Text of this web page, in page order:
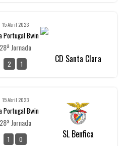
15 Abril 2023
Portugal Bwin
28ª Jornada
2 1 CD Santa Clara
15 Abril 2023
Portugal Bwin
28ª Jornada
1 0 SL Benfica